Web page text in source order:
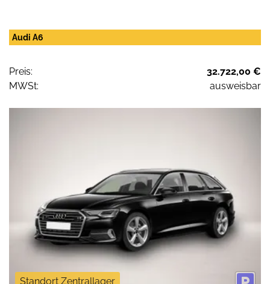
Audi A6
Preis:
32.722,00 €
MWSt:
ausweisbar
Standort Zentrallager